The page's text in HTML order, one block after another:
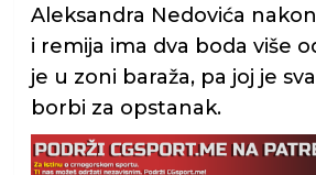
Aleksandra Nedovića
i remija ima dva boda više
je u zoni baraža, pa joj je
borbi za opstanak.